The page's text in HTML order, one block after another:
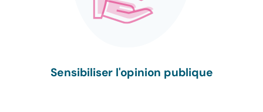
Sensibiliser l'opinion publique